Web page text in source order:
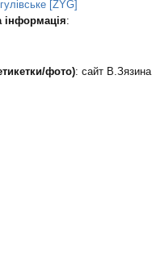
[ZYG]
інформація:
фото): сайт В.Зязина